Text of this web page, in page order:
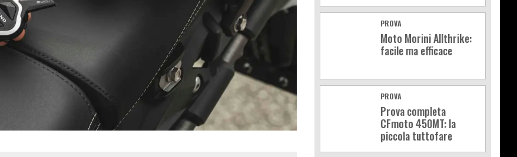
PROVA
Moto Morini Allthrike:
facile ma efficace
PROVA
Prova completa
CFmoto 450MT: la
piccola tuttofare